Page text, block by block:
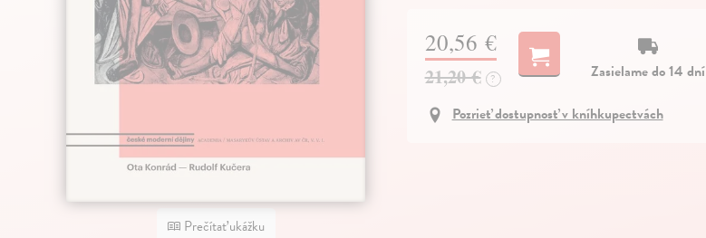
Prečítať ukážku
20,56 €
21,20 € ?
Zasielame do 14 dní
Pozrieť dostupnosť v kníhkupectvách